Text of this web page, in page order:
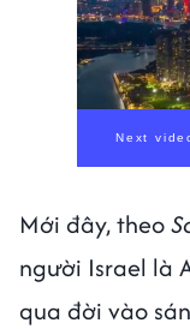
Mới đây, theo
người Israel là
qua đời vào